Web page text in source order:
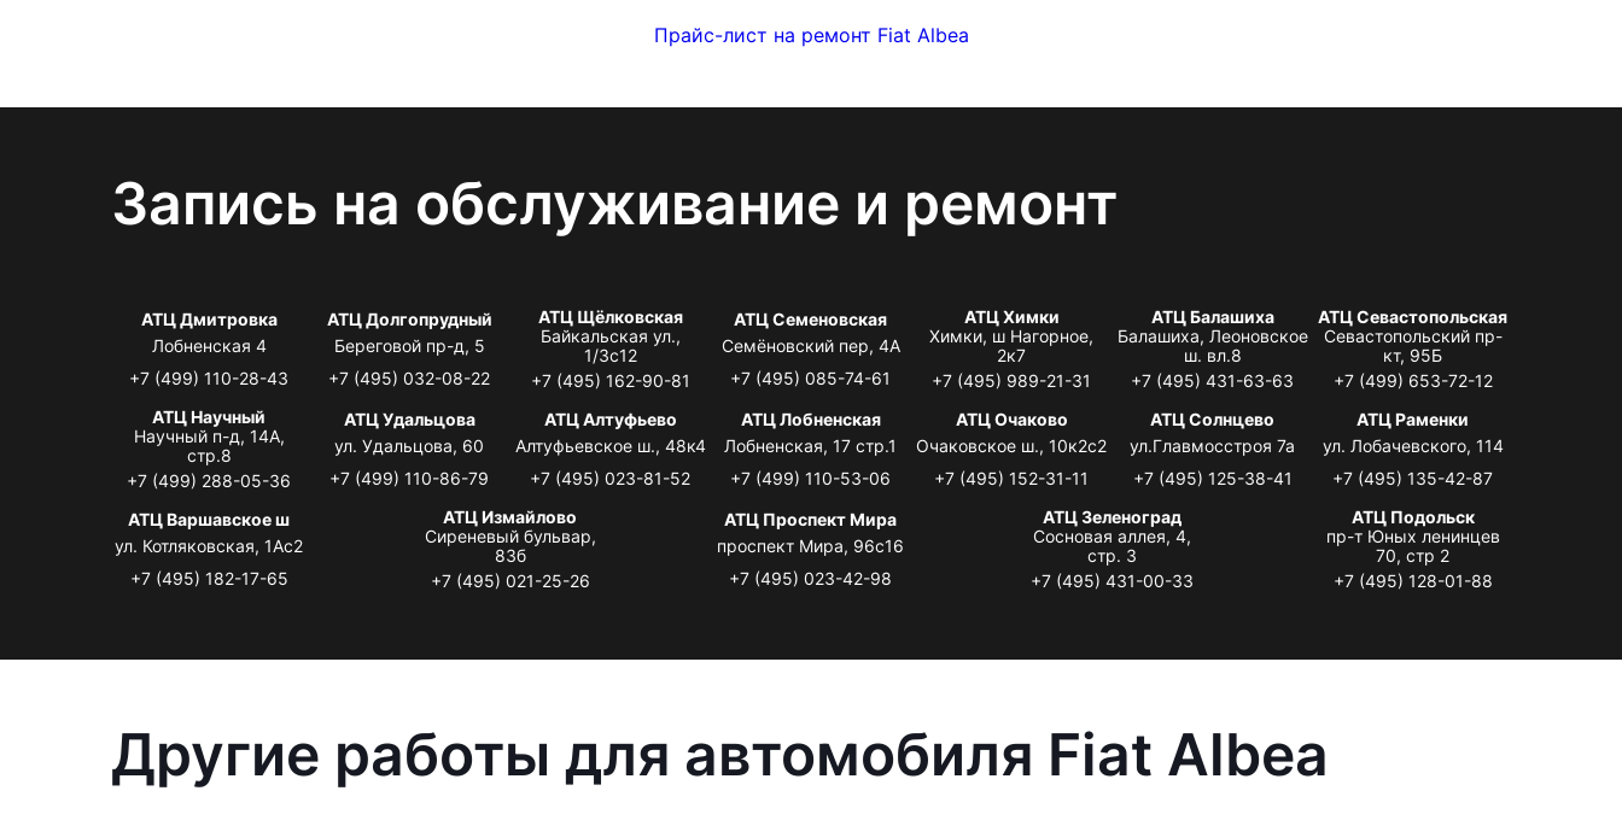
Прайс-лист на ремонт Fiat Albea
Запись на обслуживание и ремонт
АТЦ Дмитровка
Лобненская 4
+7 (499) 110-28-43
АТЦ Долгопрудный
Береговой пр-д, 5
+7 (495) 032-08-22
АТЦ Щёлковская
Байкальская ул.,
1/3с12
+7 (495) 162-90-81
АТЦ Семеновская
Семёновский пер, 4А
+7 (495) 085-74-61
АТЦ Химки
Химки, ш Нагорное,
2к7
+7 (495) 989-21-31
АТЦ Балашиха
Балашиха, Леоновское
ш. вл.8
+7 (495) 431-63-63
АТЦ Севастопольская
Севастопольский пр-
кт, 95Б
+7 (499) 653-72-12
АТЦ Научный
Научный п-д, 14А,
стр.8
+7 (499) 288-05-36
АТЦ Удальцова
ул. Удальцова, 60
+7 (499) 110-86-79
АТЦ Алтуфьево
Алтуфьевское ш., 48к4
+7 (495) 023-81-52
АТЦ Лобненская
Лобненская, 17 стр.1
+7 (499) 110-53-06
АТЦ Очаково
Очаковское ш., 10к2с2
+7 (495) 152-31-11
АТЦ Солнцево
ул.Главмосстроя 7а
+7 (495) 125-38-41
АТЦ Раменки
ул. Лобачевского, 114
+7 (495) 135-42-87
АТЦ Варшавское ш
ул. Котляковская, 1Ас2
+7 (495) 182-17-65
АТЦ Измайлово
Сиреневый бульвар,
83б
+7 (495) 021-25-26
АТЦ Проспект Мира
проспект Мира, 96с16
+7 (495) 023-42-98
АТЦ Зеленоград
Сосновая аллея, 4,
стр. 3
+7 (495) 431-00-33
АТЦ Подольск
пр-т Юных ленинцев
70, стр 2
+7 (495) 128-01-88
Другие работы для автомобиля Fiat Albea